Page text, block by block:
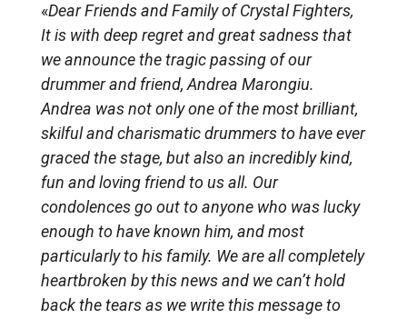
«Dear Friends and Family of Crystal Fighters,
It is with deep regret and great sadness that
we announce the tragic passing of our
drummer and friend, Andrea Marongiu.
Andrea was not only one of the most brilliant,
skilful and charismatic drummers to have ever
graced the stage, but also an incredibly kind,
fun and loving friend to us all. Our
condolences go out to anyone who was lucky
enough to have known him, and most
particularly to his family. We are all completely
heartbroken by this news and we can’t hold
back the tears as we write this message to